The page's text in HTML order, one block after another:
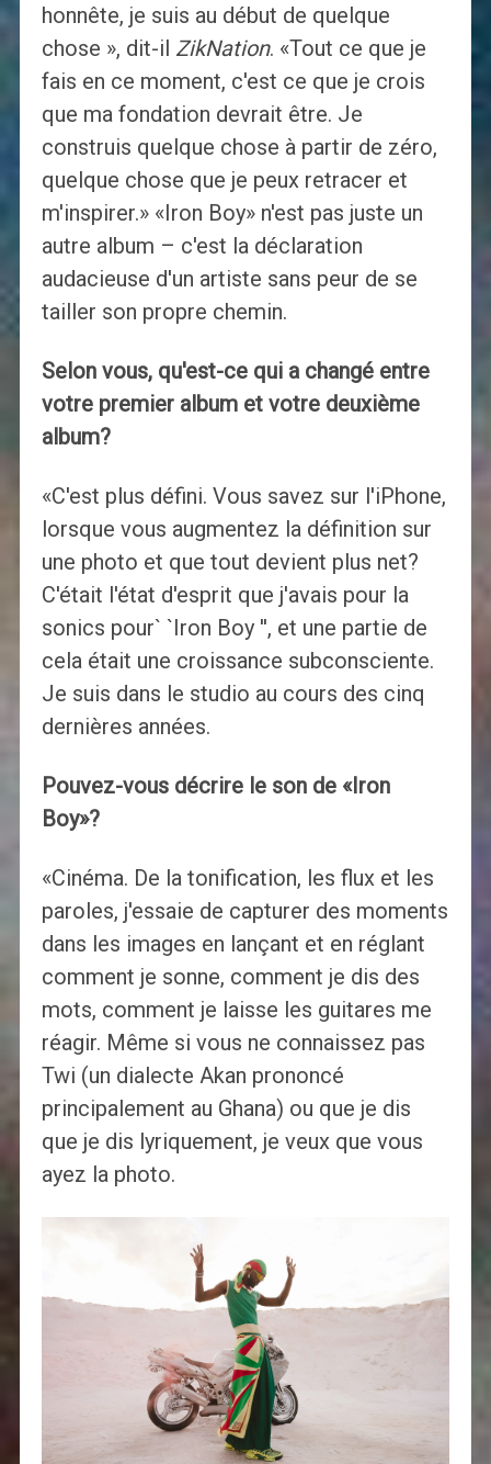
honnête, je suis au début de quelque
chose », dit-il ZikNation. «Tout ce que je
fais en ce moment, c'est ce que je crois
que ma fondation devrait être. Je
construis quelque chose à partir de zéro,
quelque chose que je peux retracer et
m'inspirer.» «Iron Boy» n'est pas juste un
autre album – c'est la déclaration
audacieuse d'un artiste sans peur de se
tailler son propre chemin.
Selon vous, qu'est-ce qui a changé entre
votre premier album et votre deuxième
album?
«C'est plus défini. Vous savez sur l'iPhone,
lorsque vous augmentez la définition sur
une photo et que tout devient plus net?
C'était l'état d'esprit que j'avais pour la
sonics pour` `Iron Boy '', et une partie de
cela était une croissance subconsciente.
Je suis dans le studio au cours des cinq
dernières années.
Pouvez-vous décrire le son de «Iron
Boy»?
«Cinéma. De la tonification, les flux et les
paroles, j'essaie de capturer des moments
dans les images en lançant et en réglant
comment je sonne, comment je dis des
mots, comment je laisse les guitares me
réagir. Même si vous ne connaissez pas
Twi (un dialecte Akan prononcé
principalement au Ghana) ou que je dis
que je dis lyriquement, je veux que vous
ayez la photo.